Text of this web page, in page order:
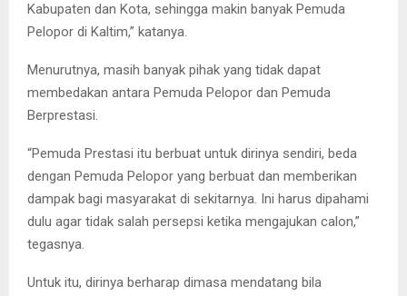
Kabupaten dan Kota, sehingga makin banyak Pemuda
Pelopor di Kaltim,” katanya.
Menurutnya, masih banyak pihak yang tidak dapat
membedakan antara Pemuda Pelopor dan Pemuda
Berprestasi.
“Pemuda Prestasi itu berbuat untuk dirinya sendiri, beda
dengan Pemuda Pelopor yang berbuat dan memberikan
dampak bagi masyarakat di sekitarnya. Ini harus dipahami
dulu agar tidak salah persepsi ketika mengajukan calon,”
tegasnya.
Untuk itu, dirinya berharap dimasa mendatang bila